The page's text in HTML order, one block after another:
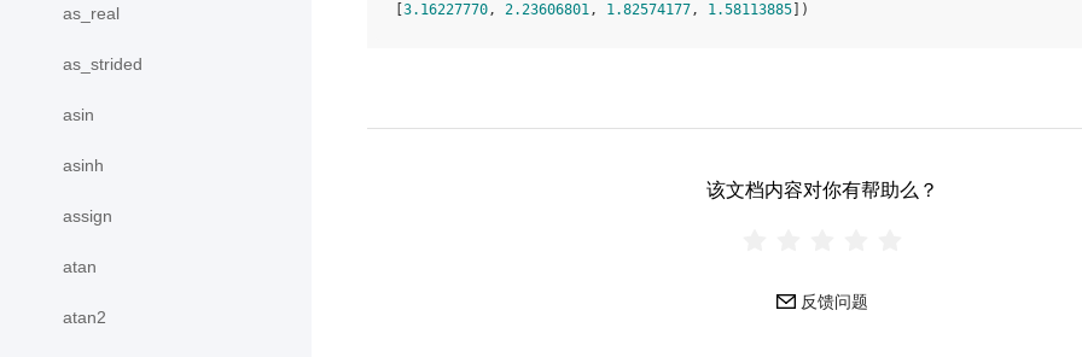
as_real
as_strided
asin
asinh
assign
atan
atan2
3.16227770, 2.23606801, 1.82574177, 1.58113885 ])
该文档内容对你有帮助么？
反馈问题